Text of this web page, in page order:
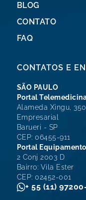
BLOG
CONTATO
FAQ
CONTATOS E
SÃO PAULO
Portal
Alameda Xingu,
Empresarial
Barueri - SP
CEP: 06455-911
Portal
2 Conj 2003 D
Bairro: Vila Ester
CEP: 02452-001
+ 55 (11)